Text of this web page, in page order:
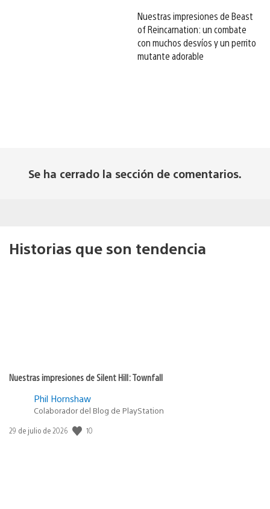
Nuestras impresiones de Beast
of Reincarnation: un combate
con muchos desvíos y un perrito
mutante adorable
Se ha cerrado la sección de comentarios.
Historias que son tendencia
Nuestras impresiones de Silent Hill: Townfall
Phil Hornshaw
Colaborador del Blog de PlayStation
Fecha
29 de julio de 2026 10